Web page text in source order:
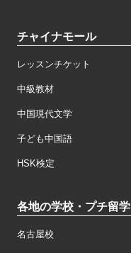
チャイナモール
レッスンチケット
中級教材
中国現代文学
子ども中国語
HSK検定
各地の学校・プチ留学
名古屋校